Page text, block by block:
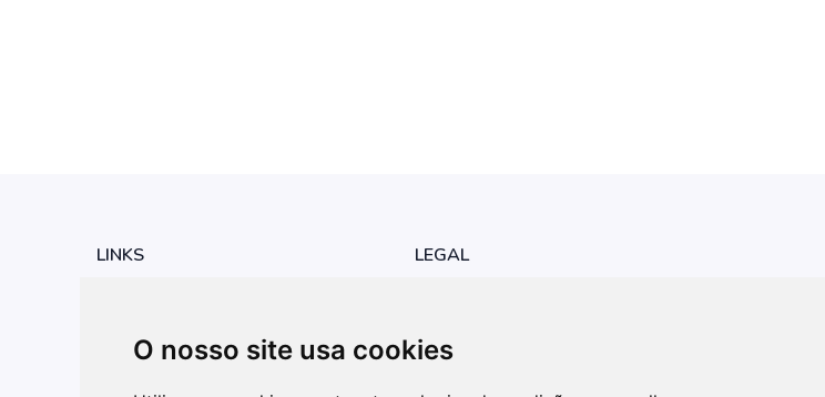
O nosso site usa cookies
LINKS
Regimento da AM
LEGAL
Atualizar definições dos cookies